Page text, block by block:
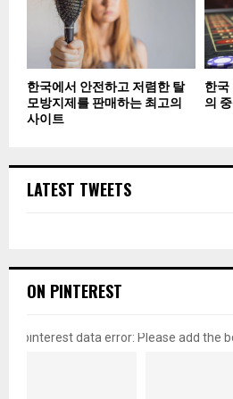
한국에서 안전하고 저렴한 탈
모방지제를 판매하는 최고의
사이트
한
의
LATEST TWEETS
ON PINTEREST
pinterest data error: Please add the